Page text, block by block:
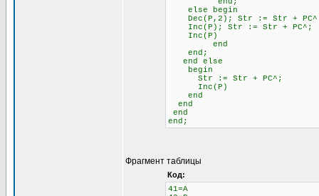
else begin \\
Dec(P,2); Str := Str +
Inc(P); Str := Str + PC^;
Inc(P)
end
end;
end else \\ Если
begin
Str := Str + PC^;
Inc(P)
end
end
end
end;
Фрагмент таблицы
Код:
41=A